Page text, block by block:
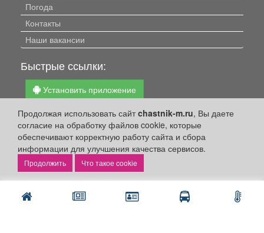
Продолжая использовать сайтchastnik-m.ru, Вы даете
согласие на обработку файлов cookie, которые
обеспечивают корректную работу сайта и сбора
информации для улучшения качества сервисов.
Что такое cookie
Погода
Контакты
Наши вакансии
Быстрые ссылки:
Установить приложение
Личный кабинет
Подать объявление
Подать объявление в газету
Поздравить
Рекламодателям: